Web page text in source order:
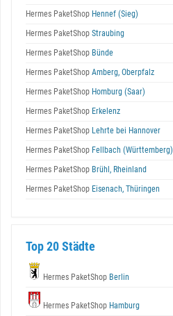
Hermes PaketShop Hennef (Sieg)
Hermes PaketShop Straubing
Hermes PaketShop Bünde
Hermes PaketShop Amberg, Oberpfalz
Hermes PaketShop Homburg (Saar)
Hermes PaketShop Erkelenz
Hermes PaketShop Lehrte bei Hannover
Hermes PaketShop Fellbach (Württemberg)
Hermes PaketShop Brühl, Rheinland
Hermes PaketShop Eisenach, Thüringen
Top 20 Städte
Hermes PaketShop Berlin
Hermes PaketShop Hamburg